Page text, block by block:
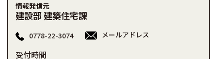
情報発信元
建設部 建築住宅課
0778-22-3074 メールアドレス
受付時間